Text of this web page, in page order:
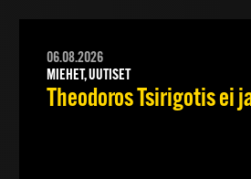
06.08.2026
MIEHET, UUTISET
Theodoros Tsirigotis ei